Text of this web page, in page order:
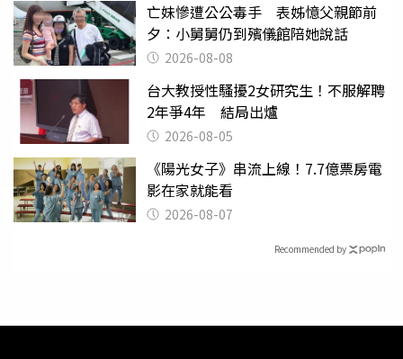
亡妹慘遭公公毒手 表姊憶父親節前
夕：小舅舅仍到殯儀館陪她說話
2026-08-08
台大教授性騷擾2女研究生！不服解聘
2年爭4年 結局出爐
2026-08-05
《陽光女子》串流上線！7.7億票房電
影在家就能看
2026-08-07
Recommended by